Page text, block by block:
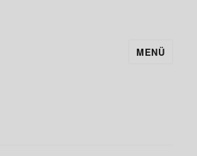
MENÜ